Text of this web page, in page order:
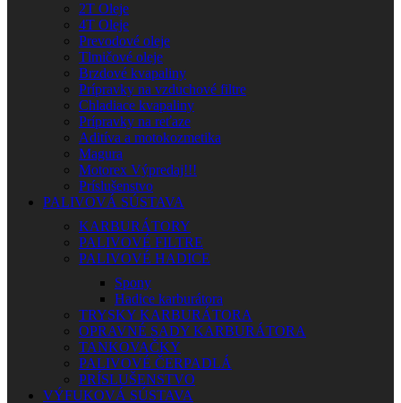
2T Oleje
4T Oleje
Prevodové oleje
Tlmičové oleje
Brzdové kvapaliny
Prípravky na vzduchové filtre
Chladiace kvapaliny
Prípravky na reťaze
Aditíva a motokozmetika
Magura
Motorex Výpredaj!!!
Príslušenstvo
PALIVOVÁ SÚSTAVA
KARBURÁTORY
PALIVOVÉ FILTRE
PALIVOVÉ HADICE
Spony
Hadice karburátora
TRYSKY KARBURÁTORA
OPRAVNÉ SADY KARBURÁTORA
TANKOVAČKY
PALIVOVÉ ČERPADLÁ
PRÍSLUŠENSTVO
VÝFUKOVÁ SÚSTAVA